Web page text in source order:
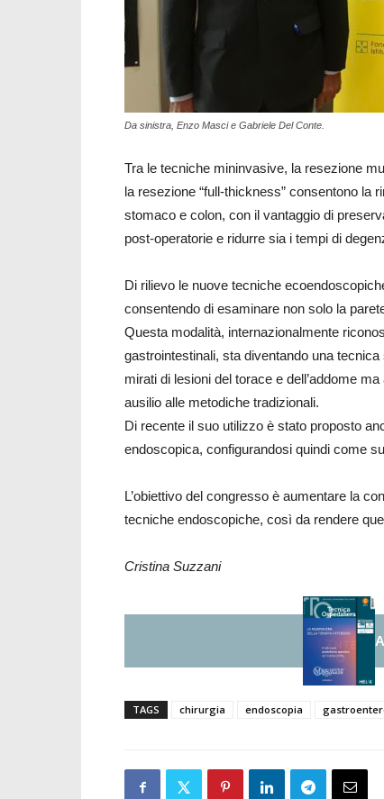
Da sinistra, Enzo Masci e Gabriele Del Conte.
Tra le tecniche mininvasive, la resezione
la resezione “full-thickness” consentono la
stomaco e colon, con il vantaggio di
post-operatorie e ridurre sia i tempi di
Di rilievo le nuove tecniche
consentendo di esaminare non solo la
Questa modalità, internazionalmente
gastrointestinali, sta diventando una
mirati di lesioni del torace e dell’addome
ausilio alle metodiche tradizionali.
Di recente il suo utilizzo è stato proposto
endoscopica, configurandosi quindi come
L’obiettivo del congresso è aumentare la
tecniche endoscopiche, così da rendere
Cristina Suzzani
TAGS chirurgia endoscopia